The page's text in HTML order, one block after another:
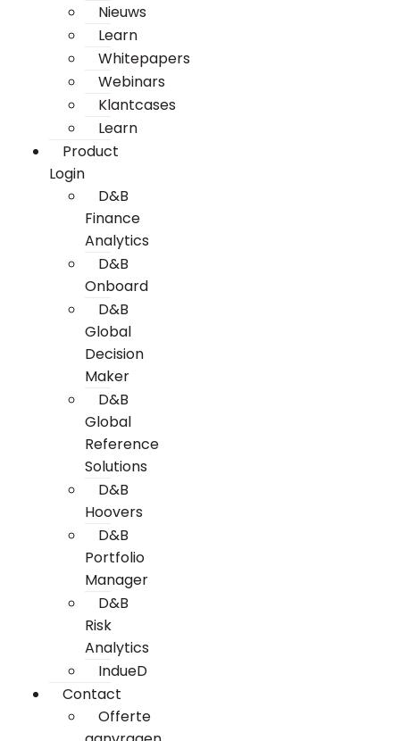
Nieuws
Learn
Whitepapers
Webinars
Klantcases
Learn
Product
Login
D&B
Finance
Analytics
D&B
Onboard
D&B
Global
Decision
Maker
D&B
Global
Reference
Solutions
D&B
Hoovers
D&B
Portfolio
Manager
D&B
Risk
Analytics
IndueD
Contact
Offerte